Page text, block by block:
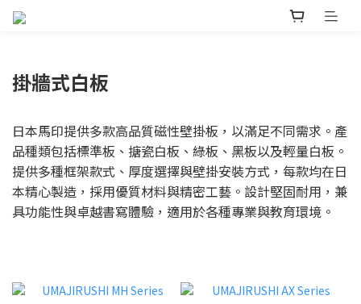
掛牆式白板
日本馬印提供多款高品質磁性壁掛板，以滿足不同需求。產
品種類包括標準板、搪瓷白板、綠板、黑板以及輕量白板。
提供多種框架款式、厚度選擇與壁掛安裝方式，每款均在日
本精心製造，採用優質材料與精密工藝。設計堅固耐用，兼
具功能性與卓越書寫體驗，適用於各種專業與教育環境。